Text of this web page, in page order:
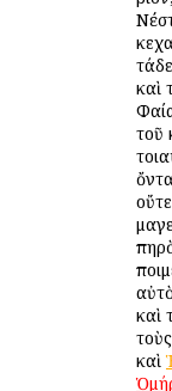
καὶ
τοῦ
καὶ
τοὺς
καὶ